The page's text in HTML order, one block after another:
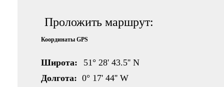
Проложить маршрут:
Координаты GPS
Широта:
51° 28' 43.5'' N
Долгота: 0° 17' 44'' W